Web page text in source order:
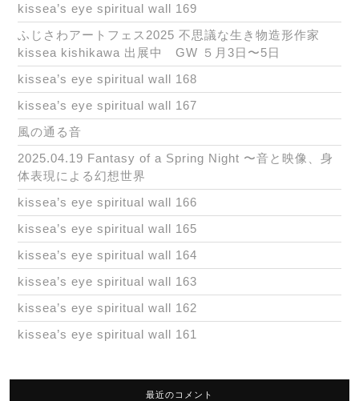
kissea’s eye spiritual wall 169
ふじさわアートフェス2025 不思議な生き物造形作家
kissea kishikawa 出展中 GW ５月3日〜5日
kissea’s eye spiritual wall 168
kissea’s eye spiritual wall 167
風の通る音
2025.04.19 Fantasy of a Spring Night 〜音と映像、身
体表現による幻想世界
kissea’s eye spiritual wall 166
kissea’s eye spiritual wall 165
kissea’s eye spiritual wall 164
kissea’s eye spiritual wall 163
kissea’s eye spiritual wall 162
kissea’s eye spiritual wall 161
最近のコメント